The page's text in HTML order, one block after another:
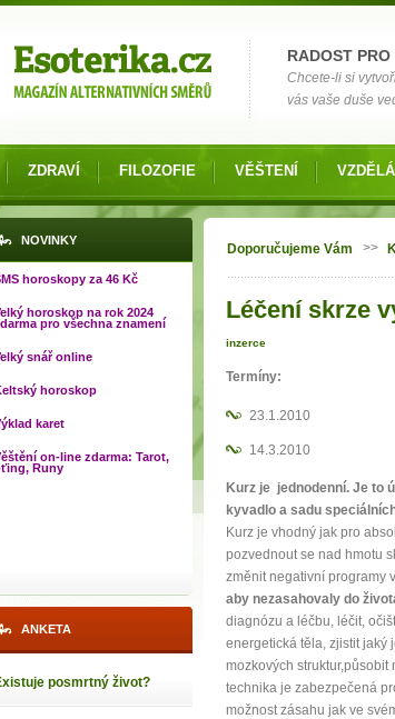
RADOST
Chcete-li si
vás vaše duše
ZDRAVÍ FILOZOFIE VĚŠTENÍ
NOVINKY
horoskopy za 46 Kč
horoskop na rok 2024
pro všechna znamení
snář online
horoskop
karet
on-line zdarma: Tarot,
Runy
ANKETA
posmrtný život?
Jste zde
Doporučujeme Vám >>
Léčení skrze
inzerce
Termíny:
23.1.2010
14.3.2010
Kurz je jednodenní. Je to
kyvadlo a sadu
Kurz je vhodný jak pro
pozvednout se nad hmotu
změnit negativní programy
aby nezasahovaly do
diagnózu a léčbu, léčit,
energetická těla, zjistit jaký
mozkových
technika je zabezpečená
možnost zásahu jak ve